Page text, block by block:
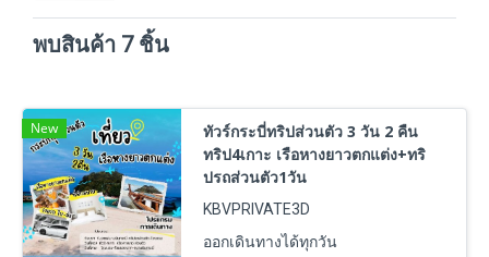
พบสินค้า 7 ชิ้น
New
ทัวร์กระบี่ทริปส่วนตัว 3 วัน 2 คืน
ทริป4เกาะ เรือหางยาวตกแต่ง+ทริ
ปรถส่วนตัว1วัน
KBVPRIVATE3D
ออกเดินทางได้ทุกวัน